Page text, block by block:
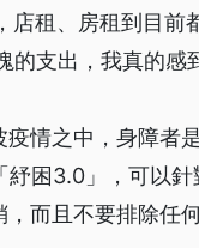
店租、房租到目前
支出，我真的感
情之中，身障者
困3.0」，可以
而且不要排除任何